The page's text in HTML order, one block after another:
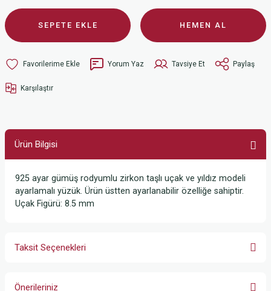
SEPETE EKLE HEMEN AL
Yorum Yaz Tavsiye Et Paylaş
Karşılaştır
Ürün Bilgisi
925 ayar gümüş rodyumlu zirkon taşlı uçak ve yıldız modeli
ayarlamalı yüzük. Ürün üstten ayarlanabilir özelliğe sahiptir.
Uçak Figürü: 8.5 mm
Taksit Seçenekleri
Önerileriniz